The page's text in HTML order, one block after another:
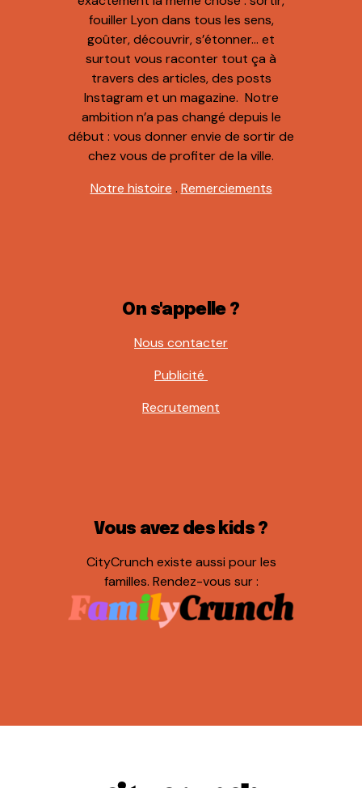
fouiller Lyon dans tous les sens,
goûter, découvrir, s’étonner… et
surtout vous raconter tout ça à
travers des articles, des posts
Instagram et un magazine. Notre
ambition n’a pas changé depuis le
début : vous donner envie de sortir de
chez vous de profiter de la ville.
Notre histoire . Remerciements
On s'appelle ?
Nous contacter
Publicité
Recrutement
Vous avez des kids ?
CityCrunch existe aussi pour les
familles. Rendez-vous sur :